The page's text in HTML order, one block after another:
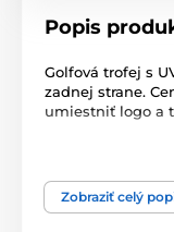
Popis
Golfová trofej s
zadnej strane.
umiestniť logo a
Golf
Zobraziť celý